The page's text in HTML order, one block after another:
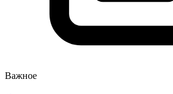
Важное